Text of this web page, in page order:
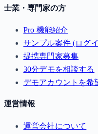
士業・専門家の方
Pro 機能紹介
サンプル案件 (ログ
提携専門家募集
30分デモを相談する
デモアカウントを希
運営情報
運営会社について